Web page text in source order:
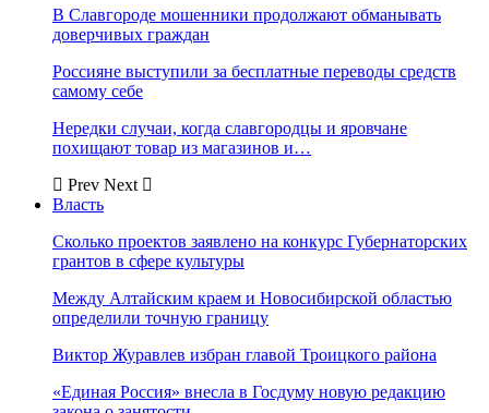
В Славгороде мошенники продолжают обманывать
доверчивых граждан
Россияне выступили за бесплатные переводы средств
самому себе
Нередки случаи, когда славгородцы и яровчане
похищают товар из магазинов и…
Prev Next
Власть
Сколько проектов заявлено на конкурс Губернаторских
грантов в сфере культуры
Между Алтайским краем и Новосибирской областью
определили точную границу
Виктор Журавлев избран главой Троицкого района
«Единая Россия» внесла в Госдуму новую редакцию